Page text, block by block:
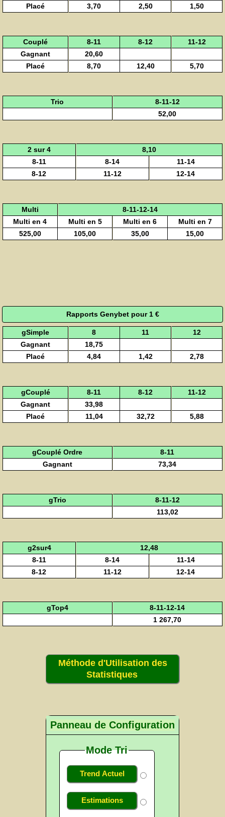
Placé 3,70 2,50 1,50
Couplé 8-11 8-12
11-12
Gagnant
20,60
Placé
8,70 12,40 5,70
Trio
8-11-12
52,00
2 sur 4
8,10
8-11
8-14
11-14
8-12
11-12 12-14
Multi
8-11-12-14
Multi en 4
Multi en 5 Multi en 6
Multi en 7
525,00
105,00 35,00 15,00
Rapports Genybet pour 1 €
gSimple 8 11
12
Gagnant
18,75
Placé
4,84 1,42 2,78
gCouplé 8-11 8-12
11-12
Gagnant
33,98
Placé
11,04 32,72 5,88
gCouplé Ordre
8-11
Gagnant
73,34
gTrio
8-11-12
113,02
g2sur4
12,48
8-11
8-14
11-14
8-12
11-12 12-14
gTop4
8-11-12-14
1 267,70
Méthode d'Utilisation des
Statistiques
Panneau de Configuration
Mode Tri
Trend Actuel
Estimations